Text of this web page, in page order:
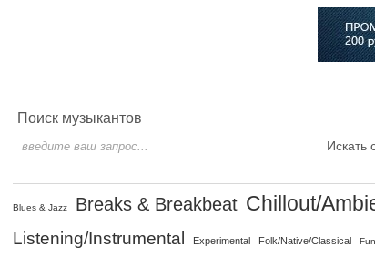
Поиск музыкантов
Искать
Blues & Jazz Breaks & Breakbeat Chillout/
Listening/Instrumental
Experimental Folk/Native/Classical